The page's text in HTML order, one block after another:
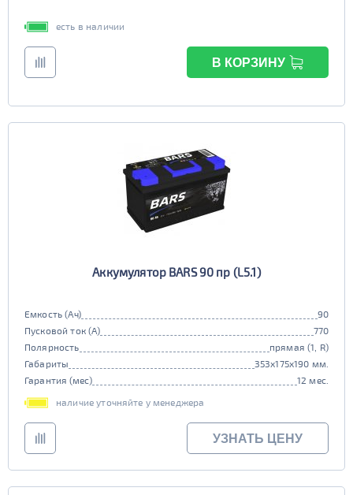
есть в наличии
В КОРЗИНУ
Аккумулятор BARS 90 пр (L5.1)
Емкость (Ач)
90
Пусковой ток (А)
770
Полярность
прямая (1, R)
Габариты
353x175x190 мм.
Гарантия (мес)
12 мес.
наличие уточняйте у менеджера
УЗНАТЬ ЦЕНУ